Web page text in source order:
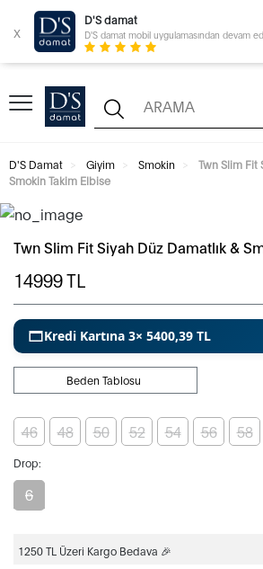
x
D'S damat
D'S damat mobil uygulamasından devam
D'S Damat Giyim Smokin
Twn Slim Fit
Smokin Takim Elbise
Twn Slim Fit Siyah Düz Damatlık &
14999TL
Kredi Kartına 3× 5400,39 TL
Beden Tablosu
46 48 50 52 54 56 58
Drop:
6
1250 TL Üzeri Kargo Bedava 🎉